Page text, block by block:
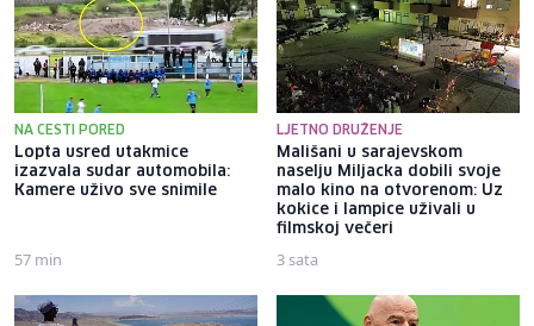
NA CESTI PORED
Lopta usred utakmice
izazvala sudar automobila:
Kamere uživo sve snimile
57 min
LJETNO DRUŽENJE
Mališani u sarajevskom
naselju Miljacka dobili svoje
malo kino na otvorenom: Uz
kokice i lampice uživali u
filmskoj večeri
3 sata